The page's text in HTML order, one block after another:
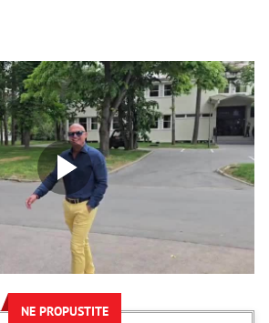
NE PROPUSTITE